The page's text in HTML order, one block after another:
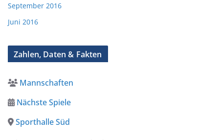
September 2016
Juni 2016
Zahlen, Daten & Fakten
Mannschaften
Nächste Spiele
Sporthalle Süd